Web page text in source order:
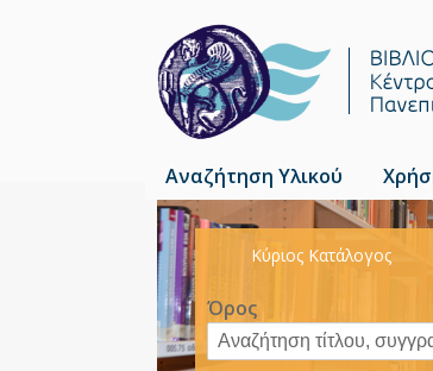
Αναζήτηση Υλικού
Κύριος Κατάλογος
Όρος